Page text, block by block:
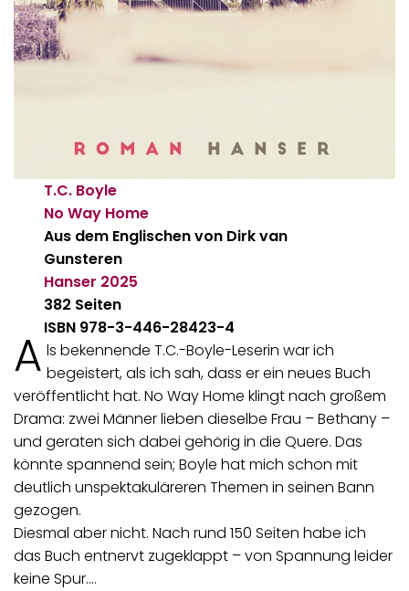
T.C. Boyle
No Way Home
Aus dem Englischen von Dirk van
Gunsteren
Hanser 2025
382 Seiten
ISBN 978-3-446-28423-4
A ls bekennende T.C.-Boyle-Leserin war ich
begeistert, als ich sah, dass er ein neues Buch
veröffentlicht hat. No Way Home klingt nach großem
Drama: zwei Männer lieben dieselbe Frau – Bethany –
und geraten sich dabei gehörig in die Quere. Das
könnte spannend sein; Boyle hat mich schon mit
deutlich unspektakuläreren Themen in seinen Bann
gezogen.
Diesmal aber nicht. Nach rund 150 Seiten habe ich
das Buch entnervt zugeklappt – von Spannung leider
keine Spur.…